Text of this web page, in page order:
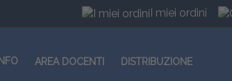
I miei ordini
INFO AREA DOCENTI DISTRIBUZIONE